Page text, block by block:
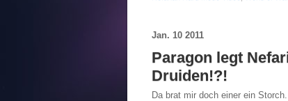
Jan. 10 2011
Paragon legt
Druiden!?!
Da brat mir doch einer ein